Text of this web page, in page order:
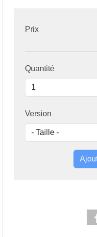
Prix
Quantité
Version